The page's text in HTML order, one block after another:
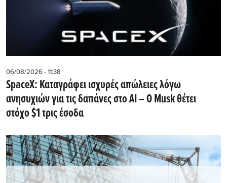
06/08/2026 - 11:38
SpaceX: Καταγράφει ισχυρές απώλειες λόγω
ανησυχιών για τις δαπάνες στο AI – Ο Musk θέτει
στόχο $1 τρις έσοδα